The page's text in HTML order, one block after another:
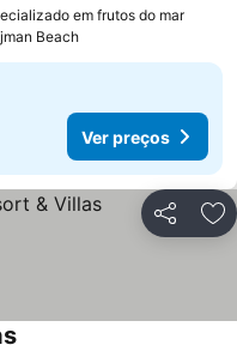
em frutos do mar
Beach
Ver preços
Partilhar